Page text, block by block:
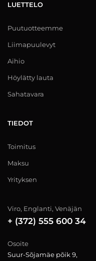
LUETTELO
Puutuotteemme
Liimapuulevyt
Aihio
Höylätty lauta
Sahatavara
TIEDOT
Toimitus
Maksu
Yrityksen
Viro, Englanti, Venäjän
+ (372) 555 600 34
Osoite
Suur-Sõjamäe põik 9,